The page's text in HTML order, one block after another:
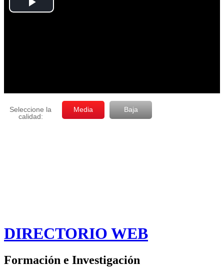
DIRECTORIO WEB
Formación e Investigación